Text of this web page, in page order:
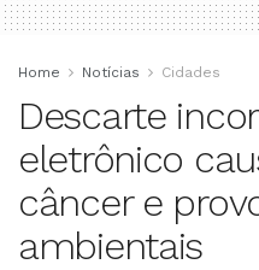
Home Notícias Cidades
Descarte
eletrônico
câncer e
ambientais